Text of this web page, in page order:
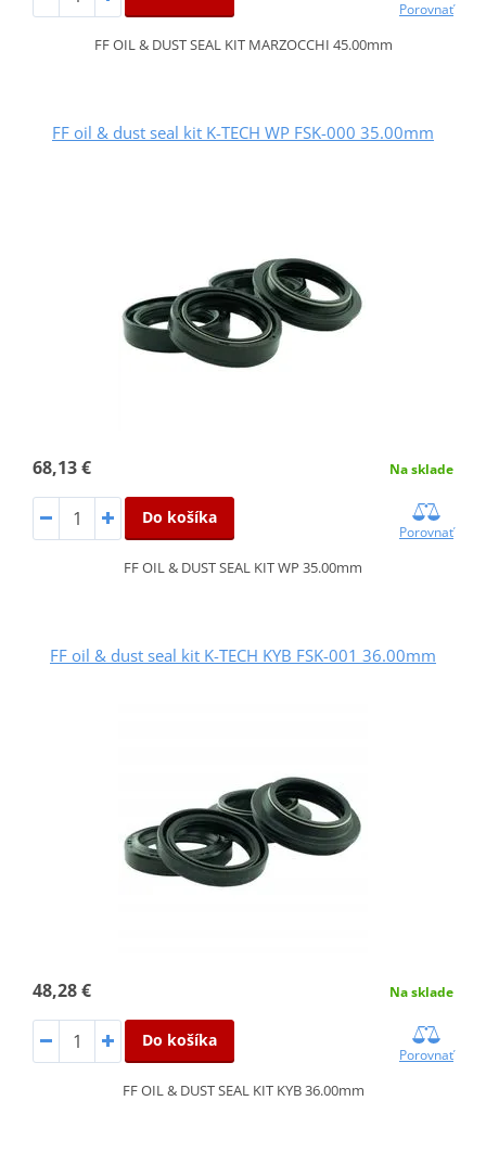
Porovnať
FF OIL & DUST SEAL KIT MARZOCCHI 45.00mm
FF oil & dust seal kit K-TECH WP FSK-000 35.00mm
68,13 € Na sklade
Do košíka
Porovnať
FF OIL & DUST SEAL KIT WP 35.00mm
FF oil & dust seal kit K-TECH KYB FSK-001 36.00mm
48,28 € Na sklade
Do košíka
Porovnať
FF OIL & DUST SEAL KIT KYB 36.00mm